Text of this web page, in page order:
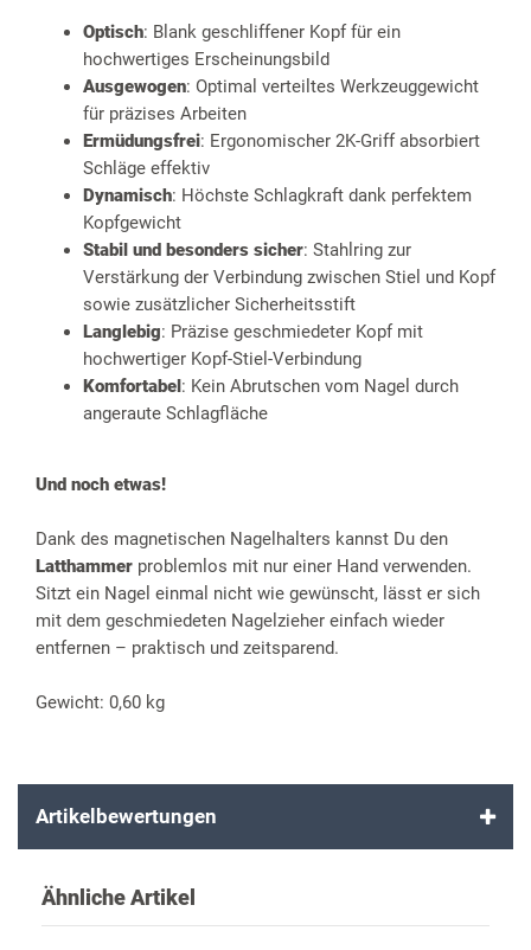
Optisch: Blank geschliffener Kopf für ein
hochwertiges Erscheinungsbild
Ausgewogen: Optimal verteiltes Werkzeuggewicht
für präzises Arbeiten
Ermüdungsfrei: Ergonomischer 2K-Griff absorbiert
Schläge effektiv
Dynamisch: Höchste Schlagkraft dank perfektem
Kopfgewicht
Stabil und besonders sicher: Stahlring zur
Verstärkung der Verbindung zwischen Stiel und Kopf
sowie zusätzlicher Sicherheitsstift
Langlebig: Präzise geschmiedeter Kopf mit
hochwertiger Kopf-Stiel-Verbindung
Komfortabel: Kein Abrutschen vom Nagel durch
angeraute Schlagfläche
Und noch etwas!
Dank des magnetischen Nagelhalters kannst Du den
Latthammer problemlos mit nur einer Hand verwenden.
Sitzt ein Nagel einmal nicht wie gewünscht, lässt er sich
mit dem geschmiedeten Nagelzieher einfach wieder
entfernen – praktisch und zeitsparend.
Gewicht: 0,60 kg
Artikelbewertungen
Ähnliche Artikel